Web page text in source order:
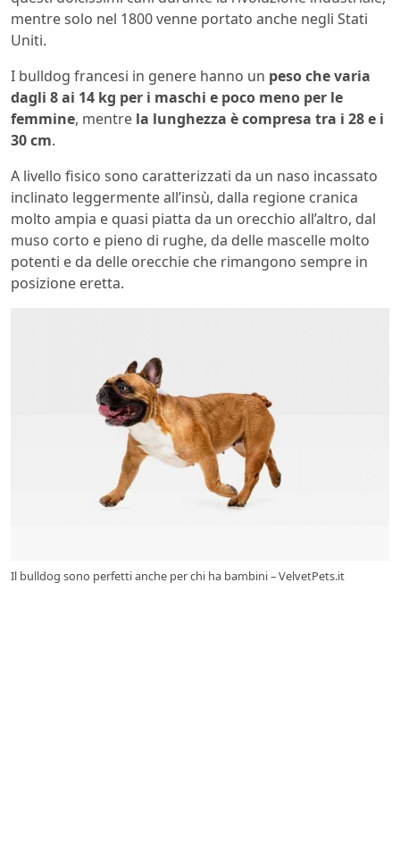
mentre solo nel 1800 venne portato anche negli Stati
Uniti.
I bulldog francesi in genere hanno un peso che varia
dagli 8 ai 14 kg per i maschi e poco meno per le
femmine, mentre la lunghezza è compresa tra i 28 e i
30 cm.
A livello fisico sono caratterizzati da un naso incassato
inclinato leggermente all’insù, dalla regione cranica
molto ampia e quasi piatta da un orecchio all’altro, dal
muso corto e pieno di rughe, da delle mascelle molto
potenti e da delle orecchie che rimangono sempre in
posizione eretta.
Il bulldog sono perfetti anche per chi ha bambini – VelvetPets.it